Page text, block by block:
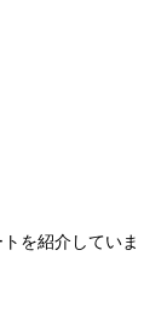
を紹介していま